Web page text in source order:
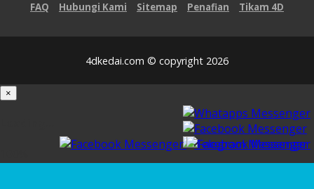
FAQ
Hubungi Kami Sitemap Penafian Tikam 4D
4dkedai.com © copyright 2026
×